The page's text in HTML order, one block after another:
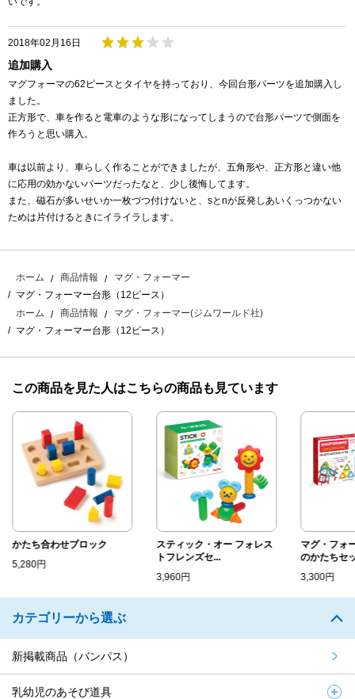
2018年02月16日
追加購入
マグフォーマの62ピースとタイヤを持っており、今回台形パーツを追加購入し
ました。
正方形で、車を作ると電車のような形になってしまうので台形パーツで側面を
作ろうと思い購入。
車は以前より、車らしく作ることができましたが、五角形や、正方形と違い他
に応用の効かないパーツだったなと、少し後悔してます。
また、磁石が多いせいか一枚づつ付けないと、sとnが反発しあいくっつかない
ためは片付けるときにイライラします。
ホーム 商品情報
マグ・フォーマー
マグ・フォーマー台形（12ピース）
ホーム
商品情報
マグ・フォーマー(ジムワールド社)
マグ・フォーマー台形（12ピース）
この商品を見た人はこちらの商品も見ています
かたち合わせブロック
5,280円
スティック・オー フォレス
トフレンズセ...
3,960円
マグ・フォ
のかたちセ
3,300円
カテゴリーから選ぶ
新掲載商品（バンパス）
乳幼児のあそび道具